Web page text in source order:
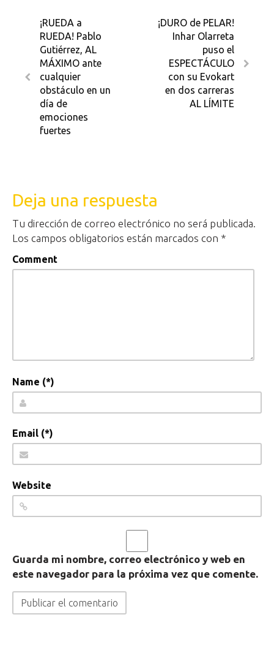
¡RUEDA a
RUEDA! Pablo
Gutiérrez, AL
MÁXIMO ante
cualquier
obstáculo en un
día de
emociones
fuertes
¡DURO de PELAR!
Inhar Olarreta
puso el
ESPECTÁCULO
con su Evokart
en dos carreras
AL LÍMITE
Deja una respuesta
Tu dirección de correo electrónico no será publicada.
Los campos obligatorios están marcados con *
Comment
Name (*)
Email (*)
Website
Guarda mi nombre, correo electrónico y web en
este navegador para la próxima vez que comente.